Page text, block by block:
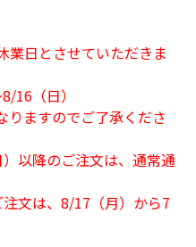
業日とさせていただきま
16（日）
りますのでご了承くださ
以降のご注文は、通常通
文は、8/17（月）から7